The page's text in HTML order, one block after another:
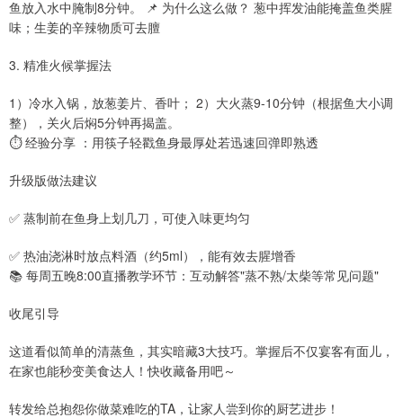
鱼放入水中腌制8分钟。 📌 为什么这么做？ 葱中挥发油能掩盖鱼类腥
味；生姜的辛辣物质可去膻
3. 精准火候掌握法
1）冷水入锅，放葱姜片、香叶； 2）大火蒸9-10分钟（根据鱼大小调
整），关火后焖5分钟再揭盖。
⏱️ 经验分享 ：用筷子轻戳鱼身最厚处若迅速回弹即熟透
升级版做法建议
✅ 蒸制前在鱼身上划几刀，可使入味更均匀
✅ 热油浇淋时放点料酒（约5ml），能有效去腥增香
📚 每周五晚8:00直播教学环节：互动解答"蒸不熟/太柴等常见问题"
收尾引导
这道看似简单的清蒸鱼，其实暗藏3大技巧。掌握后不仅宴客有面儿，
在家也能秒变美食达人！快收藏备用吧～
转发给总抱怨你做菜难吃的TA，让家人尝到你的厨艺进步！